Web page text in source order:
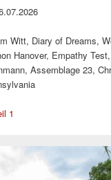
Witt, Diary of Dreams,
Hanover, Empathy
Assemblage 23,
1